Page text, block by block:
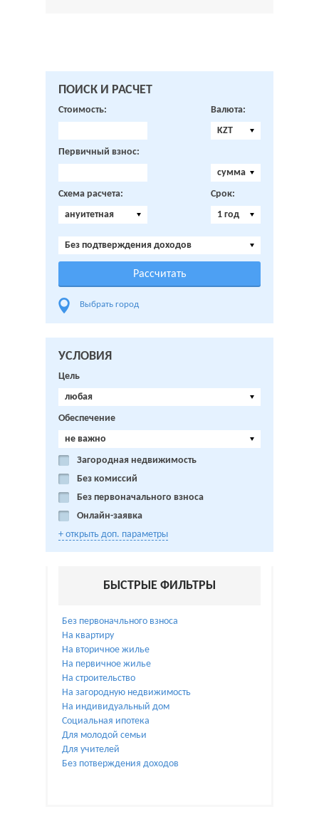
ПОИСК И РАСЧЕТ
Стоимость:
Валюта:
KZT
Первичный взнос:
сумма
Схема расчета:
ануитетная
Срок:
1 год
Без подтверждения доходов
Выбрать город
УСЛОВИЯ
Цель
любая
Обеспечение
не важно
Загородная недвижимость
Без комиссий
Без первоначального взноса
Онлайн-заявка
+ открыть доп. параметры
БЫСТРЫЕ ФИЛЬТРЫ
Без первоначльного взноса
На квартиру
На вторичное жилье
На первичное жилье
На строительство
На загородную недвижимость
На индивидуальный дом
Социальная ипотека
Для молодой семьи
Для учителей
Без потверждения доходов